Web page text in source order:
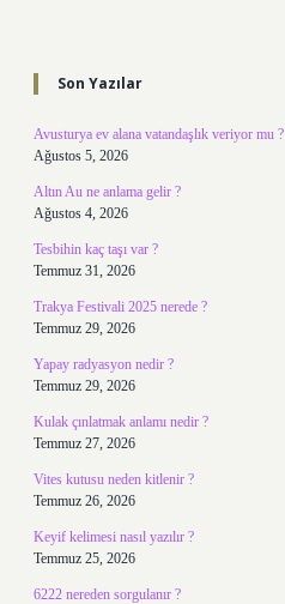
Son Yazılar
Avusturya ev alana vatandaşlık veriyor mu ?
Ağustos 5, 2026
Altın Au ne anlama gelir ?
Ağustos 4, 2026
Tesbihin kaç taşı var ?
Temmuz 31, 2026
Trakya Festivali 2025 nerede ?
Temmuz 29, 2026
Yapay radyasyon nedir ?
Temmuz 29, 2026
Kulak çınlatmak anlamı nedir ?
Temmuz 27, 2026
Vites kutusu neden kitlenir ?
Temmuz 26, 2026
Keyif kelimesi nasıl yazılır ?
Temmuz 25, 2026
6222 nereden sorgulanır ?